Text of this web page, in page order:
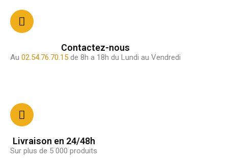
Contactez-nous
Au 02.54.76.70.15 de 8h a 18h du Lundi au Vendredi
Livraison en 24/48h
Sur plus de 5 000 produits